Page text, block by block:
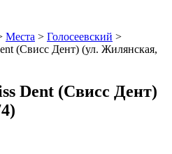
Места > Голосеевский >
(Свисс Дент) (ул. Жилянская,
Dent (Свисс Дент)